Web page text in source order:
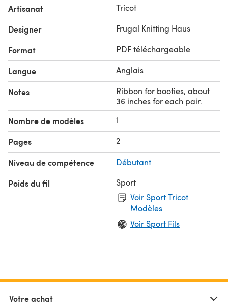
Artisanat Tricot
Designer Frugal Knitting Haus
Format PDF téléchargeable
Langue Anglais
Notes
Ribbon for booties, about
36 inches for each pair.
Nombre de modèles 1
Pages 2
Niveau de compétence Débutant
Poids du fil
Sport
Voir Sport Tricot
Modèles
Voir Sport Fils
Votre achat